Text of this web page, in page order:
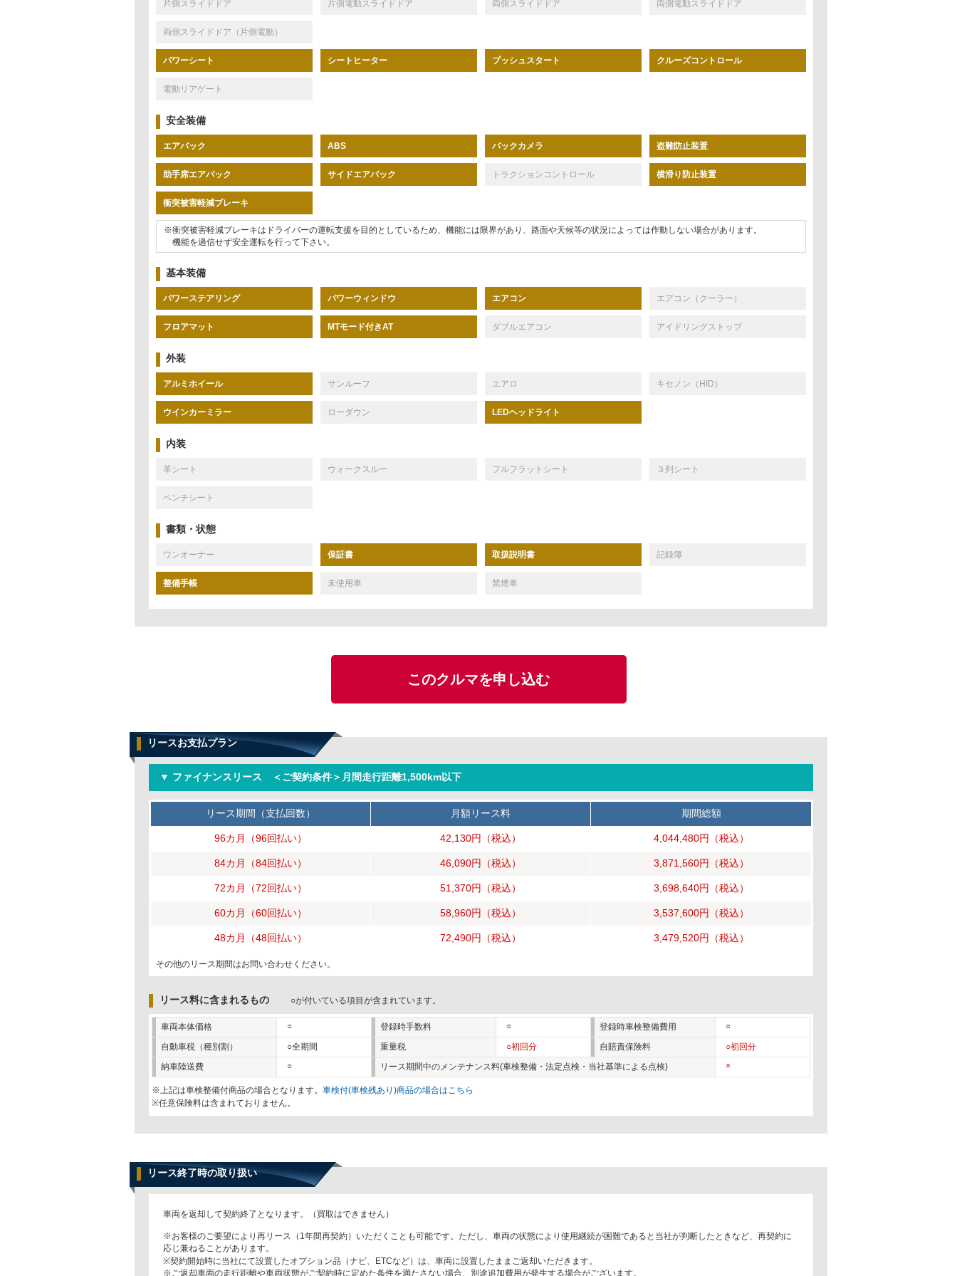
片側スライドドア 片側電動スライドドア 両側スライドドア 両側電動スライドドア
両側スライドドア（片側電動）
パワーシート シートヒーター プッシュスタート クルーズコントロール
電動リアゲート
安全装備
エアバック ABS バックカメラ 盗難防止装置
助手席エアバック サイドエアバック トラクションコントロール 横滑り防止装置
衝突被害軽減ブレーキ
※衝突被害軽減ブレーキはドライバーの運転支援を目的としているため、機能には限界があり、路面や天候等の状況によっては作動しない場合があります。
機能を過信せず安全運転を行って下さい。
基本装備
パワーステアリング パワーウィンドウ エアコン エアコン（クーラー）
フロアマット MTモード付きAT ダブルエアコン アイドリングストップ
外装
アルミホイール サンルーフ エアロ キセノン（HID）
ウインカーミラー ローダウン LEDヘッドライト
内装
革シート ウォークスルー フルフラットシート ３列シート
ベンチシート
書類・状態
ワンオーナー 保証書 取扱説明書 記録簿
整備手帳 未使用車 禁煙車
このクルマを申し込む
リースお支払プラン
▼ ファイナンスリース ＜ご契約条件＞月間走行距離1,500km以下
リース期間（支払回数） 月額リース料 期間総額
96カ月（96回払い） 42,130円 （税込） 4,044,480円 （税込）
84カ月（84回払い） 46,090円 （税込） 3,871,560円 （税込）
72カ月（72回払い） 51,370円 （税込） 3,698,640円 （税込）
60カ月（60回払い） 58,960円 （税込） 3,537,600円 （税込）
48カ月（48回払い） 72,490円 （税込） 3,479,520円 （税込）
その他のリース期間はお問い合わせください。
リース料に含まれるもの ○が付いている項目が含まれています。
車両本体価格 ○ 登録時手数料 ○ 登録時車検整備費用 ○
自動車税（種別割） ○全期間 重量税 ○初回分 自賠責保険料
○初回分
納車陸送費
○ リース期間中のメンテナンス料(車検整備・法定点検・当社基準による点検) ×
※上記は車検整備付商品の場合となります。 車検付(車検残あり)商品の場合はこちら
※任意保険料は含まれておりません。
リース終了時の取り扱い
車両を返却して契約終了となります。（買取はできません）
※お客様のご要望により再リース（1年間再契約）いただくことも可能です。ただし、車両の状態により使用継続が困難であると当社が判断したときなど、再契約に
応じ兼ねることがあります。
※契約開始時に当社にて設置したオプション品（ナビ、ETCなど）は、車両に設置したままご返却いただきます。
※ご返却車両の走行距離や車両状態がご契約時に定めた条件を満たさない場合、別途追加費用が発生する場合がございます。